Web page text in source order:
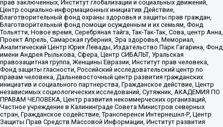
прав заключенных, Институт глобализации и социальных движений,
Центр социально-информационных инициатив Действие,
Благотворительный фонд охраны здоровья и защиты прав граждан,
Благотворительный фонд помощи осужденным и их семьям, Фонд
Тольятти, Новое время, Серебряная тайга, Так-Так-Так, Сова, центр Анна,
Проект Апрель, Самарская губерния, Эра здоровья, Мемориал,
Аналитический Центр Юрия Левады, Издательство Парк Гагарина, Фонд
имени Андрея Рылькова, Сфера, Центр СИБАЛЬТ, Уральская
правозащитная группа, Женщины Евразии, Институт прав человека,
Фонд защиты гласности, Российский исследовательский центр по
правам человека, Дальневосточный центр развития гражданских
инициатив и социального партнерства, Гражданское действие, Центр
независимых социологических исследований, Сутяжник, АКАДЕМИЯ ПО
ПРАВАМ ЧЕЛОВЕКА, Центр развития некоммерческих организаций,
Частное учреждение в Калининграде Совета Министров северных
стран, Гражданское содействие, Трансперенси Интернешнл-Р, Центр
Защиты Прав Средств Массовой Информации, Институт развития